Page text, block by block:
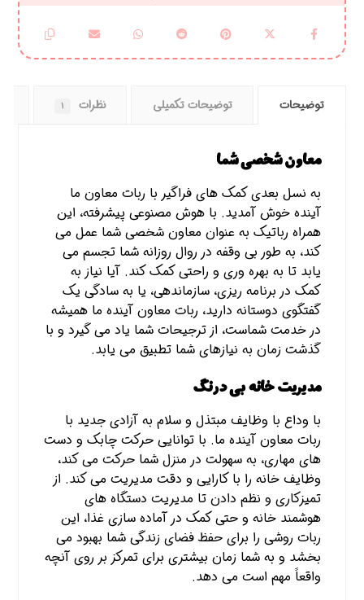
توضیحات توضیحات تکمیلی نظرات ۱
معاون شخصی شما
به نسل بعدی کمک های فراگیر با ربات معاون ما
آینده خوش آمدید. با هوش مصنوعی پیشرفته، این
همراه رباتیک به عنوان معاون شخصی شما عمل می
کند، به طور بی وقفه در روال روزانه شما تجسم می
یابد تا به بهره وری و راحتی کمک کند. آیا نیاز به
کمک در برنامه ریزی، سازماندهی، یا به سادگی یک
گفتگوی دوستانه دارید، ربات معاون آینده ما همیشه
در خدمت شماست، از ترجیحات شما یاد می گیرد و با
گذشت زمان به نیازهای شما تطبیق می یابد.
مدیریت خانه بی درنگ
با وداع با وظایف مبتذل و سلام به آزادی جدید با
ربات معاون آینده ما. با توانایی حرکت چابک و دست
های مهاری، به سهولت در منزل شما حرکت می کند،
وظایف خانه را با کارایی و دقت مدیریت می کند. از
تمیزکاری و نظم دادن تا مدیریت دستگاه های
هوشمند خانه و حتی کمک در آماده سازی غذا، این
ربات روشی را برای حفظ فضای زندگی شما بهبود می
بخشد و به شما زمان بیشتری برای تمرکز بر روی آنچه
واقعاً مهم است می دهد.